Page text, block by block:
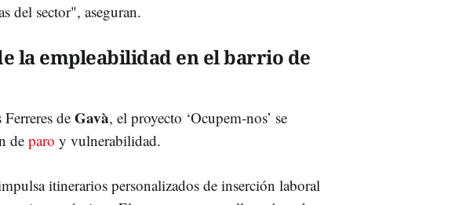
del sector", aseguran.
la empleabilidad en el barrio de
de Gavà, el proyecto ‘Ocupem-nos’ se
deparo y vulnerabilidad.
itinerarios personalizados de inserción laboral